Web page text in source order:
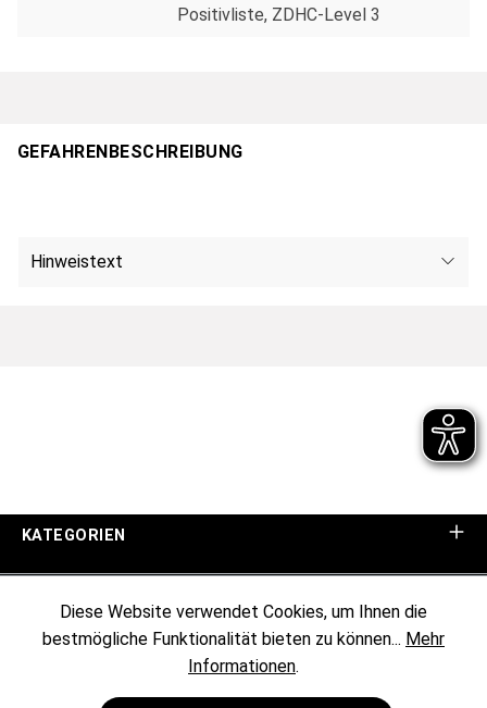
Positivliste, ZDHC-Level 3
GEFAHRENBESCHREIBUNG
Hinweistext
KATEGORIEN
KUNDENINFORMATIONEN
Diese Website verwendet Cookies, um Ihnen die
bestmögliche Funktionalität bieten zu können... Mehr
Informationen.